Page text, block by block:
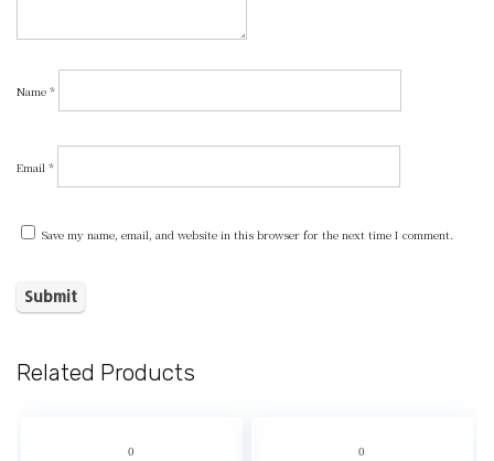
Name *
Email *
Save my name, email, and website in this browser for the next time I comment.
Related Products
0 0